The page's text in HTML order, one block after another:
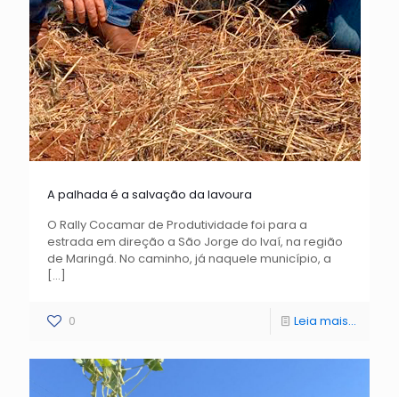
A palhada é a salvação da lavoura
O Rally Cocamar de Produtividade foi para a
estrada em direção a São Jorge do Ivaí, na região
de Maringá. No caminho, já naquele município, a
[…]
0 Leia mais...